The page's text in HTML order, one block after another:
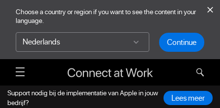
Choose a country or region if you want to see the content in your
language.
Continue
Support nodig bij de implementatie van Apple in jouw
bedrijf?
Lees meer